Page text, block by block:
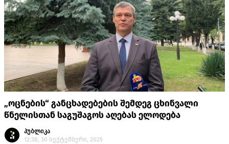
„ოცნების“ განცხადებების შემდეგ ცხინვალი
წნელისთან საგუშაგოს აღებას ელოდება
პუბლიკა
12:38, 30 სექტემბერი, 2025